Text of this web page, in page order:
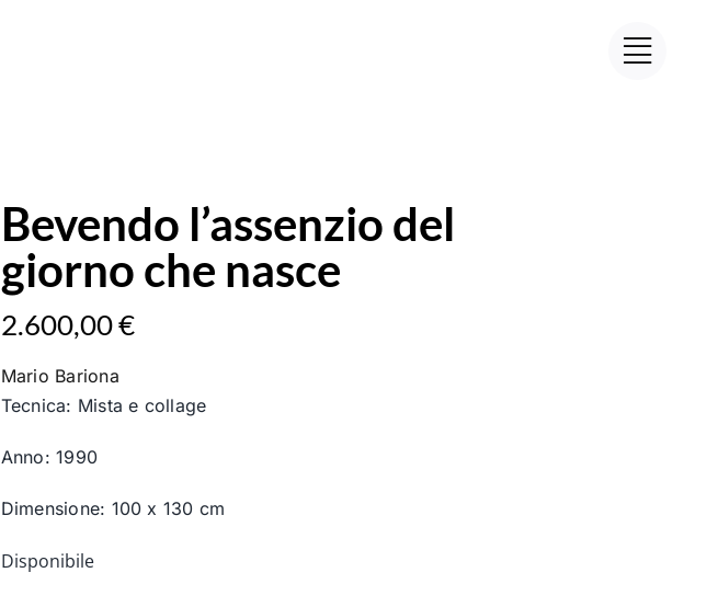
Bevendo l’assenzio del
giorno che nasce
2.600,00€
Mario Bariona
Tecnica: Mista e collage
Anno: 1990
Dimensione: 100 x 130 cm
Disponibile